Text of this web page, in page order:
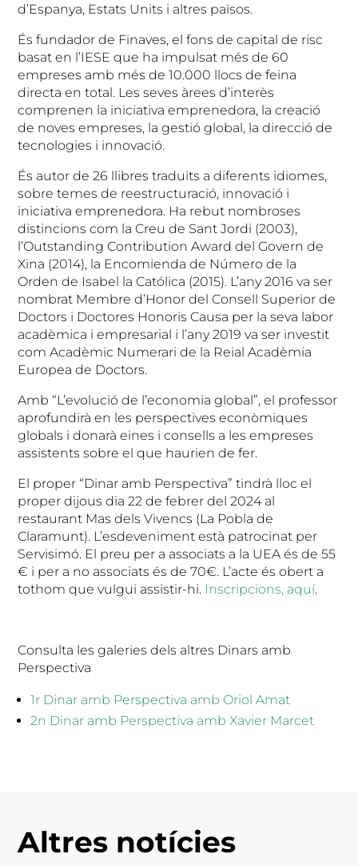
d’Espanya, Estats Units i altres països.
És fundador de Finaves, el fons de capital de risc
basat en l’IESE que ha impulsat més de 60
empreses amb més de 10.000 llocs de feina
directa en total. Les seves àrees d’interès
comprenen la iniciativa emprenedora, la creació
de noves empreses, la gestió global, la direcció de
tecnologies i innovació.
És autor de 26 llibres traduïts a diferents idiomes,
sobre temes de reestructuració, innovació i
iniciativa emprenedora. Ha rebut nombroses
distincions com la Creu de Sant Jordi (2003),
l’Outstanding Contribution Award del Govern de
Xina (2014), la Encomienda de Número de la
Orden de Isabel la Católica (2015). L’any 2016 va ser
nombrat Membre d’Honor del Consell Superior de
Doctors i Doctores Honoris Causa per la seva labor
acadèmica i empresarial i l’any 2019 va ser investit
com Acadèmic Numerari de la Reial Acadèmia
Europea de Doctors.
Amb “L’evolució de l’economia global”, el professor
aprofundirà en les perspectives econòmiques
globals i donarà eines i consells a les empreses
assistents sobre el que haurien de fer.
El proper “Dinar amb Perspectiva” tindrà lloc el
proper dijous dia 22 de febrer del 2024 al
restaurant Mas dels Vivencs (La Pobla de
Claramunt). L’esdeveniment està patrocinat per
Servisimó. El preu per a associats a la UEA és de 55
€ i per a no associats és de 70€. L’acte és obert a
tothom que vulgui assistir-hi. Inscripcions, aquí.
Consulta les galeries dels altres Dinars amb
Perspectiva
1r Dinar amb Perspectiva amb Oriol Amat
2n Dinar amb Perspectiva amb Xavier Marcet
Altres notícies